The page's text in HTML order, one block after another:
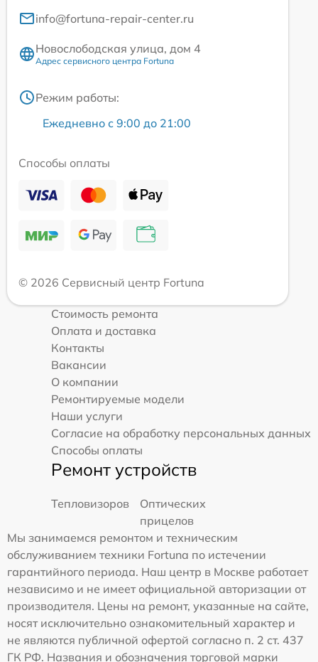
info@fortuna-repair-center.ru
Новослободская улица, дом 4
Адрес сервисного центра Fortuna
Режим работы:
Ежедневно с 9:00 до 21:00
Способы оплаты
© 2026 Сервисный центр Fortuna
Стоимость ремонта
Оплата и доставка
Контакты
Вакансии
О компании
Ремонтируемые модели
Наши услуги
Согласие на обработку персональных данных
Способы оплаты
Ремонт устройств
Тепловизоров
Оптических
прицелов
Мы занимаемся ремонтом и техническим
обслуживанием техники Fortuna по истечении
гарантийного периода. Наш центр в Москве работает
независимо и не имеет официальной авторизации от
производителя. Цены на ремонт, указанные на сайте,
носят исключительно ознакомительный характер и
не являются публичной офертой согласно п. 2 ст. 437
ГК РФ. Названия и обозначения торговой марки